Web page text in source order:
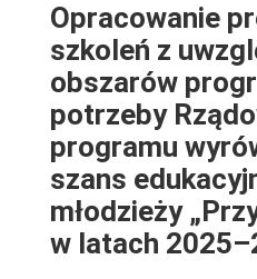
Opracowanie
szkoleń z
obszarów
potrzeby
programu
szans
młodzieży
w latach